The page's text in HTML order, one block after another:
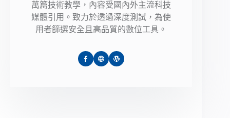
萬篇技術教學，內容受國內外主流科技
媒體引用。致力於透過深度測試，為使
用者篩選安全且高品質的數位工具。